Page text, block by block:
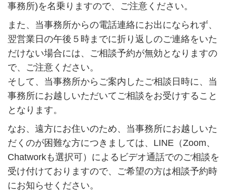
事務所)を名乗りますので、ご注意ください。
また、当事務所からの電話連絡にお出になられず、
翌営業日の午後５時までに折り返しのご連絡をいた
だけない場合には、ご相談予約が無効となりますの
で、ご注意ください。
そして、当事務所からご案内したご相談日時に、当
事務所にお越しいただいてご相談をお受けすること
となります。
なお、遠方にお住いのため、当事務所にお越しいた
だくのが困難な方につきましては、LINE（Zoom、
Chatworkも選択可）によるビデオ通話でのご相談を
受け付けておりますので、ご希望の方は相談予約時
にお知らせください。